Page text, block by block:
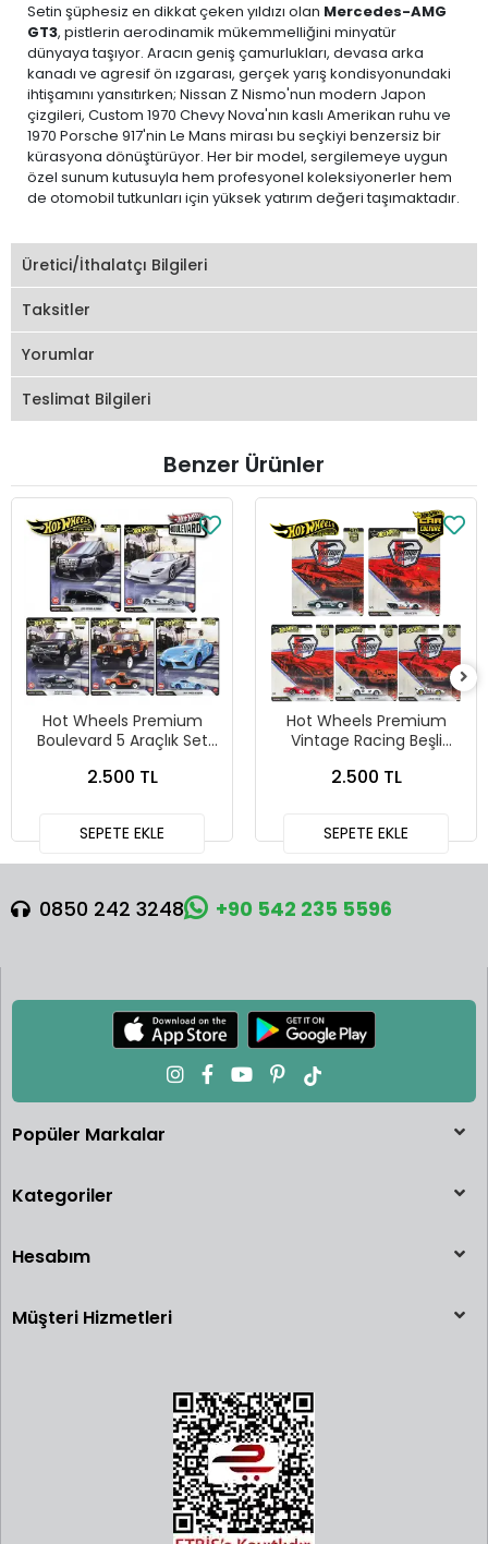
Setin şüphesiz en dikkat çeken yıldızı olan Mercedes-AMG
GT3, pistlerin aerodinamik mükemmelliğini minyatür
dünyaya taşıyor. Aracın geniş çamurlukları, devasa arka
kanadı ve agresif ön ızgarası, gerçek yarış kondisyonundaki
ihtişamını yansıtırken; Nissan Z Nismo'nun modern Japon
çizgileri, Custom 1970 Chevy Nova'nın kaslı Amerikan ruhu ve
1970 Porsche 917'nin Le Mans mirası bu seçkiyi benzersiz bir
kürasyona dönüştürüyor. Her bir model, sergilemeye uygun
özel sunum kutusuyla hem profesyonel koleksiyonerler hem
de otomobil tutkunları için yüksek yatırım değeri taşımaktadır.
Üretici/İthalatçı Bilgileri
Taksitler
Yorumlar
Teslimat Bilgileri
Benzer Ürünler
Hot Wheels Premium
Boulevard 5 Araçlık Set
2.500 TL
SEPETE EKLE
Hot Wheels Premium
Vintage Racing Beşli
2.500 TL
SEPETE EKLE
0850 242 3248 +90 542 235 5596
Popüler Markalar
Kategoriler
Hesabım
Müşteri Hizmetleri